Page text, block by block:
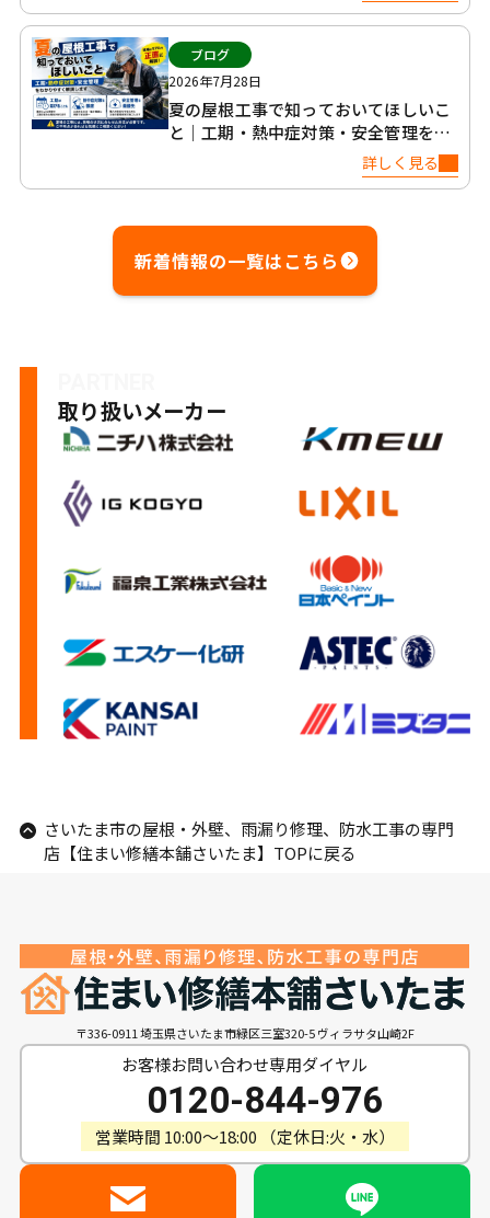
ブログ
2026年7月28日
夏の屋根工事で知っておいてほしいこ
と｜工期・熱中症対策・安全管理を正
詳しく見る
新着情報の一覧はこちら
取り扱いメーカー
さいたま市の屋根・外壁、雨漏り修理、防水工事の専門
店【住まい修繕本舗さいたま】TOPに戻る
〒336-0911 埼玉県さいたま市緑区三室320-5 ヴィラサタ山崎2F
お客様お問い合わせ専用ダイヤル
0120-844-976
営業時間 10:00〜18:00 （定休日:火・水）